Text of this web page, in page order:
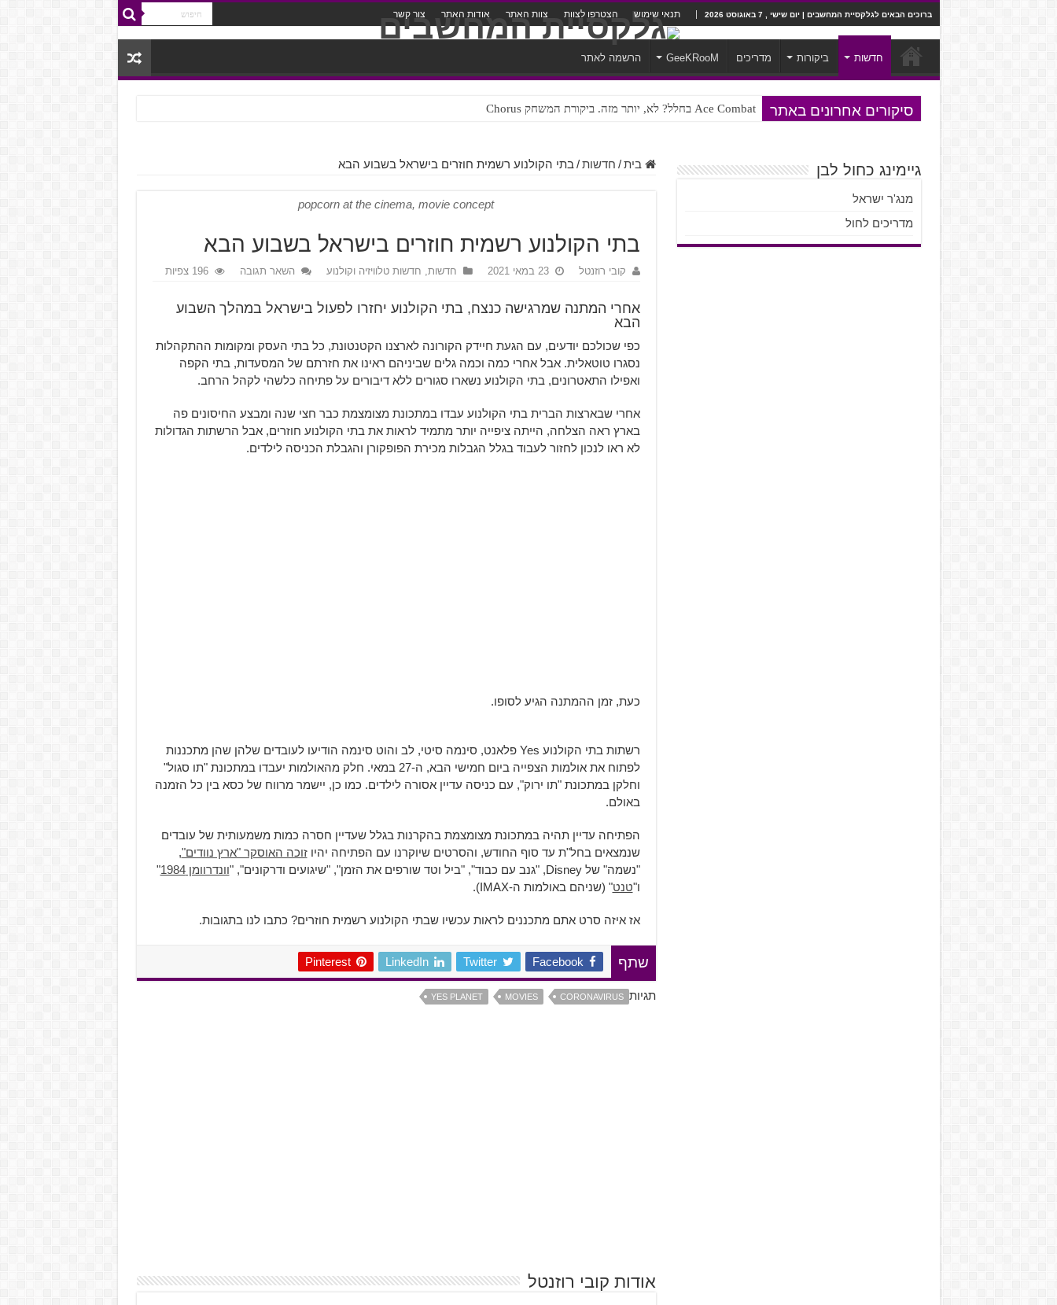
ברוכים הבאים לגלקסיית המחשבים | יום שישי , 7 באוגוסט 2026 תנאי שימוש הצטרפו לצוות צוות האתר אודות האתר צור קשר
חדשות ביקורות מדריכים GeeKRooM הרשמה לאתר
סיקורים אחרונים באתר Ace Combat בחלל? לא, יותר מזה. ביקורת המשחק Chorus
Steven Universe והשירים שתורגמו בצורה נוראית לעברית
בית / חדשות / בתי הקולנוע רשמית חוזרים בישראל בשבוע הבא
popcorn at the cinema, movie concept
בתי הקולנוע רשמית חוזרים בישראל בשבוע הבא
קובי רוזנטל 23 במאי 2021 חדשות, חדשות טלוויזיה וקולנוע השאר תגובה 196 צפיות
אחרי המתנה שמרגישה כנצח, בתי הקולנוע יחזרו לפעול בישראל במהלך השבוע
הבא
כפי שכולכם יודעים, עם הגעת חיידק הקורונה לארצנו הקטנטונת, כל בתי העסק ומקומות ההתקהלות
נסגרו טוטאלית. אבל אחרי כמה וכמה גלים שביניהם ראינו את חזרתם של המסעדות, בתי הקפה
ואפילו התאטרונים, בתי הקולנוע נשארו סגורים ללא דיבורים על פתיחה כלשהי לקהל הרחב.
אחרי שבארצות הברית בתי הקולנוע עבדו במתכונת מצומצמת כבר חצי שנה ומבצע החיסונים פה
בארץ ראה הצלחה, הייתה ציפייה יותר מתמיד לראות את בתי הקולנוע חוזרים, אבל הרשתות הגדולות
לא ראו לנכון לחזור לעבוד בגלל הגבלות מכירת הפופקורן והגבלת הכניסה לילדים.
כעת, זמן ההמתנה הגיע לסופו.
רשתות בתי הקולנוע Yes פלאנט, סינמה סיטי, לב והוט סינמה הודיעו לעובדים שלהן שהן מתכננות
לפתוח את אולמות הצפייה ביום חמישי הבא, ה-27 במאי. חלק מהאולמות יעבדו במתכונת "תו סגול"
וחלקן במתכונת "תו ירוק", עם כניסה עדיין אסורה לילדים. כמו כן, יישמר מרווח של כסא בין כל הזמנה
באולם.
הפתיחה עדיין תהיה במתכונת מצומצמת בהקרנות בגלל שעדיין חסרה כמות משמעותית של עובדים
שנמצאים בחל"ת עד סוף החודש, והסרטים שיוקרנו עם הפתיחה יהיוזוכה האוסקר "ארץ נוודים",
"נשמה" של Disney, "גנב עם כבוד", "ביל וטד שורפים את הזמן", "שיגועים ודרקונים", "
וונדרוומן 1984
"
ו"טנט" (שניהם באולמות ה-IMAX).
אז איזה סרט אתם מתכננים לראות עכשיו שבתי הקולנוע רשמית חוזרים? כתבו לנו בתגובות.
שתף Facebook
Twitter
LinkedIn
Pinterest
תגיות CORONAVIRUS
MOVIES
YES PLANET
אודות קובי רוזנטל
גיימינג כחול לבן
מנג'ר ישראל
מדריכים לחול